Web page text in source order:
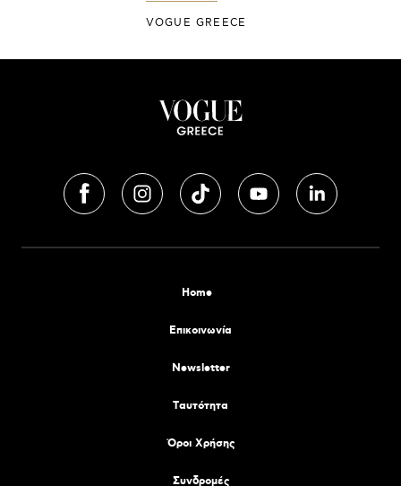
VOGUE GREECE
Home
Επικοινωνία
Newsletter
Tαυτότητα
Όροι Χρήσης
Συνδρομές